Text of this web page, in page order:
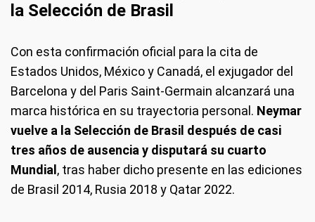
la Selección de Brasil
Con esta confirmación oficial para la cita de
Estados Unidos, México y Canadá, el exjugador del
Barcelona y del Paris Saint-Germain alcanzará una
marca histórica en su trayectoria personal. Neymar
vuelve a la Selección de Brasil después de casi
tres años de ausencia y disputará su cuarto
Mundial , tras haber dicho presente en las ediciones
de Brasil 2014, Rusia 2018 y Qatar 2022.